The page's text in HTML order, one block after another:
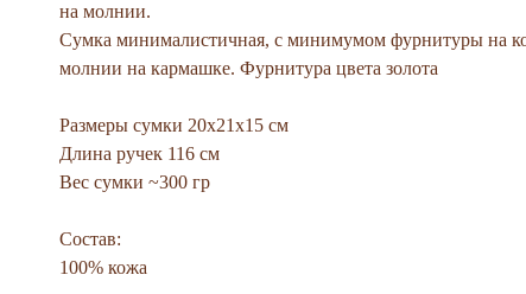
на молнии.
Сумка минималистичная, с минимумом фурнитуры на
молнии на кармашке. Фурнитура цвета золота
Размеры сумки 20х21х15 см
Длина ручек 116 см
Вес сумки ~300 гр
Состав:
100% кожа